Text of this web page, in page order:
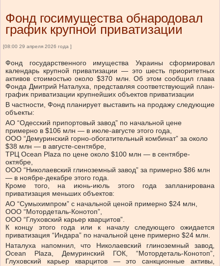
Фонд госимущества обнародовал
график крупной приватизации
[08:00 29 апреля 2026 года ]
Фонд государственного имущества Украины сформировал
календарь крупной приватизации — это шесть приоритетных
активов стоимостью около $370 млн. Об этом сообщил глава
Фонда Дмитрий Наталуха, представляя соответствующий план-
график приватизации крупнейших объектов приватизации
В частности, Фонд планирует выставить на продажу следующие
объекты:
АО “Одесский припортовый завод” по начальной цене
примерно в $106 млн — в июле-августе этого года,
ООО “Демуринский горно-обогатительный комбинат” за около
$38 млн — в августе-сентябре,
ТРЦ Ocean Plaza по цене около $100 млн — в сентябре-
октябре,
ООО “Николаевский глиноземный завод” за примерно $86 млн
— в ноябре-декабре этого года.
Кроме того, на июнь-июль этого года запланирована
приватизация меньших объектов:
АО “Сумыхимпром” с начальной ценой примерно $24 млн,
ООО “Мотордеталь-Конотоп”,
ООО “Глуховский карьер кварцитов”.
К концу этого года или к началу следующего ожидается
приватизация “Индара” по начальной цене примерно $24 млн.
Наталуха напомнил, что Николаевский глиноземный завод,
Ocean Plaza, Демуринский ГОК, “Мотордеталь-Конотоп”,
Глуховский карьер кварцитов — это санкционные активы,